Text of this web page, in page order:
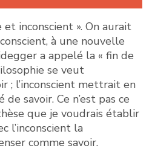
inconscient ». On aurait
à une nouvelle
a appelé la « fin de
se veut
; l’inconscient mettrait en
savoir. Ce n’est pas ce
que je voudrais établir
l’inconscient la
comme savoir.